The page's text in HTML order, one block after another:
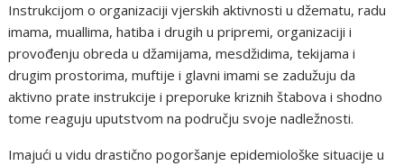
Instrukcijom o organizaciji vjerskih aktivnosti u džematu, radu
imama, muallima, hatiba i drugih u pripremi, organizaciji i
provođenju obreda u džamijama, mesdžidima, tekijama i
drugim prostorima, muftije i glavni imami se zadužuju da
aktivno prate instrukcije i preporuke kriznih štabova i shodno
tome reaguju uputstvom na području svoje nadležnosti.
Imajući u vidu drastično pogoršanje epidemiološke situacije u